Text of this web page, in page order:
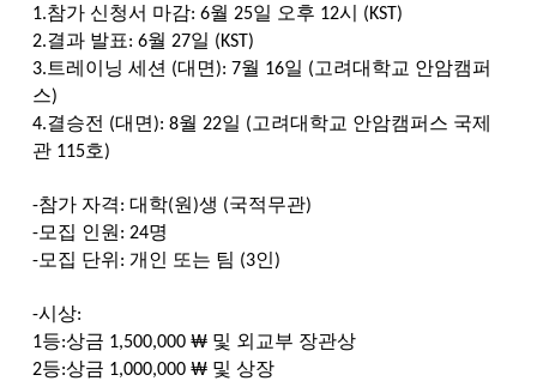
1.참가 신청서 마감: 6월 25일 오후 12시 (KST)
2.결과 발표: 6월 27일 (KST)
3. 트레이닝 세션 (대면 ): 7월 16일 (고려대학교 안암캠퍼
스)
4.결승전 (대면 ): 8월 22일 (고려대학교 안암캠퍼스 국제
관 115호)
-참가 자격: 대학(원 )생 (국적무관)
-모집 인원 : 24명
-모집 단위 : 개인 또는 팀 (3인)
-시상:
1등:상금 1,500,000 ₩ 및 외교부 장관상
2등:상금 1,000,000 ₩ 및 상장